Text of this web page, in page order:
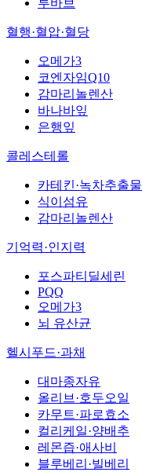
혈행·혈압·혈당
오메가3
코엔자임Q10
감마리놀렌산
바나바잎
은행잎
콜레스테롤
카테킨·녹차추출물
식이섬유
감마리놀렌산
기억력·인지력
포스파티딜세린
PQQ
오메가3
뇌 유산균
헬시푸드·과채
대마종자유
올리브·호두오일
카무트·파로효소
컬리케일·양배추
레몬즙·애사비
블루베리·빌베리